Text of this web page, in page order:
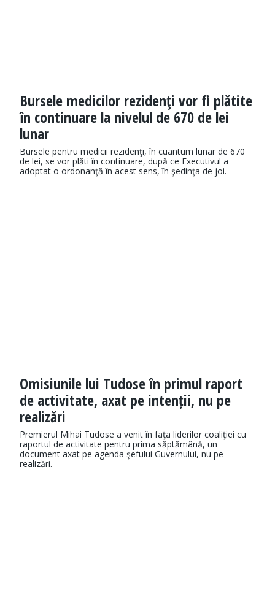
Bursele medicilor rezidenţi vor fi plătite
în continuare la nivelul de 670 de lei
lunar
Bursele pentru medicii rezidenţi, în cuantum lunar de 670
de lei, se vor plăti în continuare, după ce Executivul a
adoptat o ordonanţă în acest sens, în şedinţa de joi.
Omisiunile lui Tudose în primul raport
de activitate, axat pe intenții, nu pe
realizări
Premierul Mihai Tudose a venit în faţa liderilor coaliţiei cu
raportul de activitate pentru prima săptămână, un
document axat pe agenda şefului Guvernului, nu pe
realizări.